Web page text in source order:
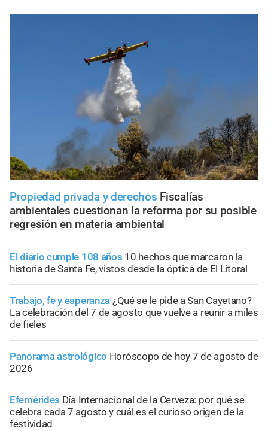
Propiedad privada y derechos Fiscalías
ambientales cuestionan la reforma por su posible
regresión en materia ambiental
El diario cumple 108 años 10 hechos que marcaron la
historia de Santa Fe, vistos desde la óptica de El Litoral
Trabajo, fe y esperanza ¿Qué se le pide a San Cayetano?
La celebración del 7 de agosto que vuelve a reunir a miles
de fieles
Panorama astrológico Horóscopo de hoy 7 de agosto de
2026
Efemérides Día Internacional de la Cerveza: por qué se
celebra cada 7 agosto y cuál es el curioso origen de la
festividad